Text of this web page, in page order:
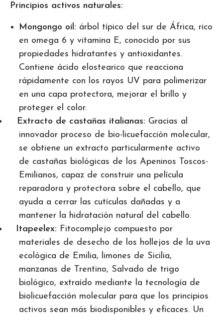
Principios activos naturales:
Mongongo oil: árbol típico del sur de África, rico
en omega 6 y vitamina E, conocido por sus
propiedades hidratantes y antioxidantes.
Contiene ácido elostearico que reacciona
rápidamente con los rayos UV para polimerizar
en una capa protectora, mejorar el brillo y
proteger el color.
Extracto de castañas italianas: Gracias al
innovador proceso de bio-licuefacción molecular,
se obtiene un extracto particularmente activo
de castañas biológicas de los Apeninos Toscos-
Emilianos, capaz de construir una película
reparadora y protectora sobre el cabello, que
ayuda a cerrar las cutículas dañadas y a
mantener la hidratación natural del cabello.
Itapeelex: Fitocomplejo compuesto por
materiales de desecho de los hollejos de la uva
ecológica de Emilia, limones de Sicilia,
manzanas de Trentino, Salvado de trigo
biológico, extraído mediante la tecnología de
biolicuefacción molecular para que los principios
activos sean más biodisponibles y eficaces. Un